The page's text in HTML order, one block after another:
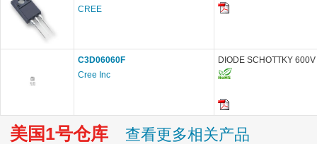
CREE
C3D06060F
Cree Inc
DIODE SCHOTTKY
美国1号仓库 查看更多相关产品